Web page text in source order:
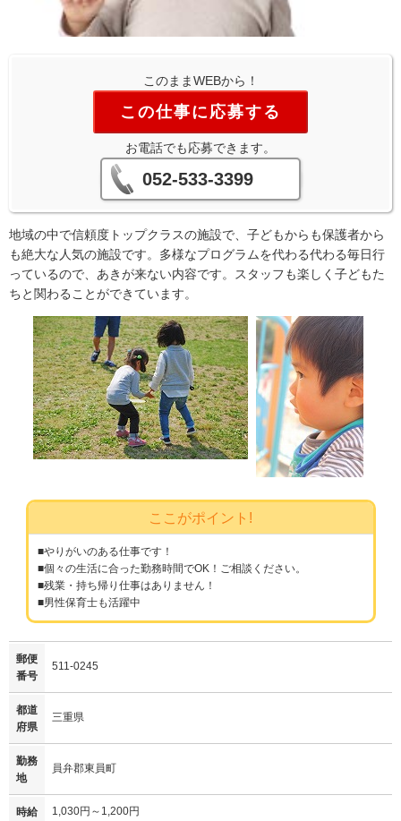
このままWEBから！
この仕事に応募する
お電話でも応募できます。
052-533-3399
地域の中で信頼度トップクラスの施設で、子どもからも保護者から
も絶大な人気の施設です。多様なプログラムを代わる代わる毎日行
っているので、あきが来ない内容です。スタッフも楽しく子どもた
ちと関わることができています。
ここがポイント!
■やりがいのある仕事です！
■個々の生活に合った勤務時間でOK！ご相談ください。
■残業・持ち帰り仕事はありません！
■男性保育士も活躍中
郵便
番号
511-0245
都道
府県
三重県
勤務
地
員弁郡東員町
時給 1,030円～1,200円